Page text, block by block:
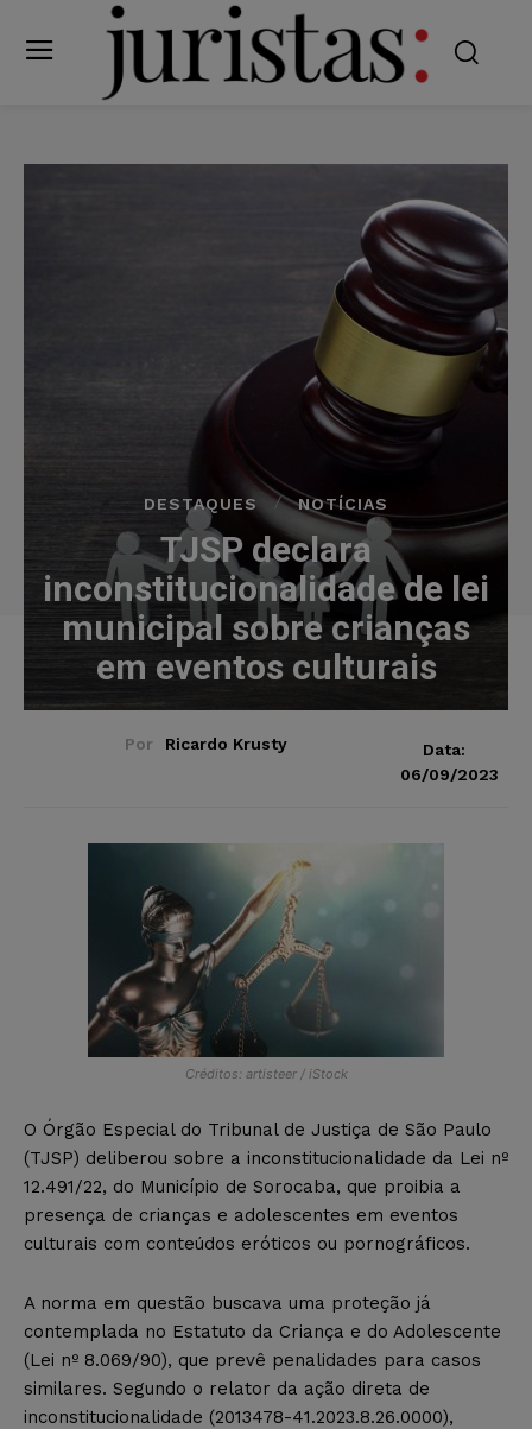
DESTAQUES NOTÍCIAS
TJSP declara
inconstitucionalidade de lei
municipal sobre crianças
em eventos culturais
Por Ricardo Krusty
Data:
06/09/2023
Créditos: artisteer / iStock
O Órgão Especial do Tribunal de Justiça de São Paulo
(TJSP) deliberou sobre a inconstitucionalidade da Lei nº
12.491/22, do Município de Sorocaba, que proibia a
presença de crianças e adolescentes em eventos
culturais com conteúdos eróticos ou pornográficos.
A norma em questão buscava uma proteção já
contemplada no Estatuto da Criança e do Adolescente
(Lei nº 8.069/90), que prevê penalidades para casos
similares. Segundo o relator da ação direta de
inconstitucionalidade (2013478-41.2023.8.26.0000),